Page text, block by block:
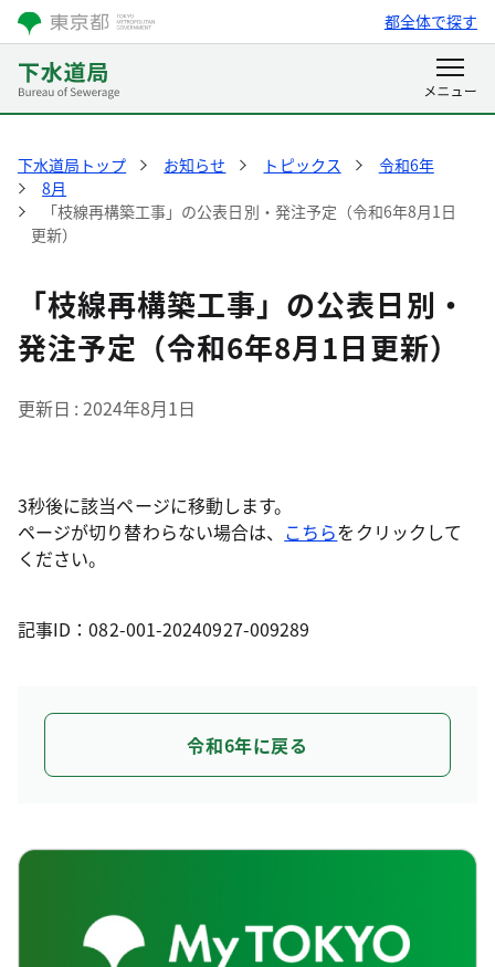
都全体で探す
下水道局トップ お知らせ トピックス
令和6年
8月
「枝線再構築工事」の公表日別・発注予定（令和6年8月1日
更新）
「枝線再構築工事」の公表日別・
発注予定（令和6年8月1日更新）
更新日 2024年8月1日
3秒後に該当ページに移動します。
ページが切り替わらない場合は、 こちらをクリックして
ください。
記事ID：082-001-20240927-009289
令和6年に戻る